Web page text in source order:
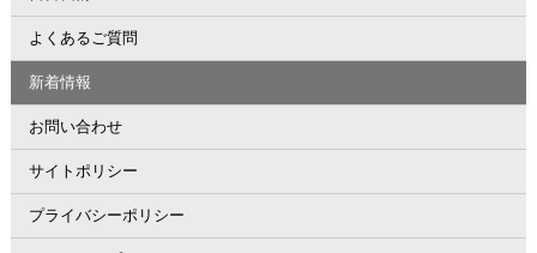
よくあるご質問
新着情報
お問い合わせ
サイトポリシー
プライバシーポリシー